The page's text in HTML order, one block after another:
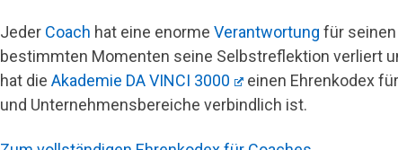
Jeder Coach hat eine enorme Verantwortung für
bestimmten Momenten seine Selbstreflektion verliert
hat die Akademie DA VINCI 3000
einen Ehrenkodex
und Unternehmensbereiche verbindlich ist.